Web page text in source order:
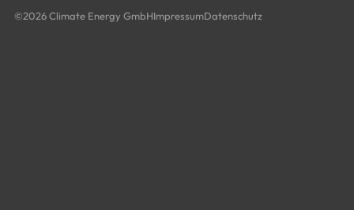
©2026 Climate Energy GmbHImpressumDatenschutz